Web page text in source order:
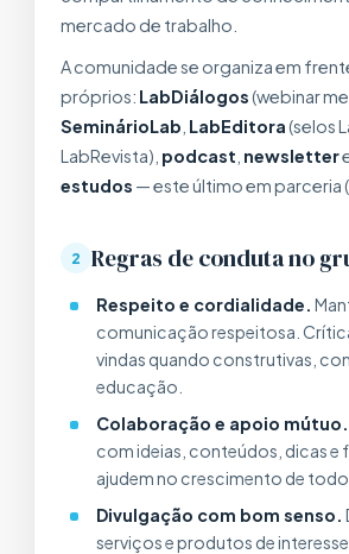
mercado de trabalho.
A comunidade se organiza em
próprios: LabDiálogos(webinar
SeminárioLab LabEditora(selos
LabRevista), podcast newsletter
estudos — este último em parceria
2 Regras de conduta no
Respeito e cordialidade.
comunicação respeitosa.
vindas quando construtivas,
educação.
Colaboração e apoio mútuo.
com ideias, conteúdos, dicas e
ajudem no crescimento de
Divulgação com bom senso.
serviços e produtos de